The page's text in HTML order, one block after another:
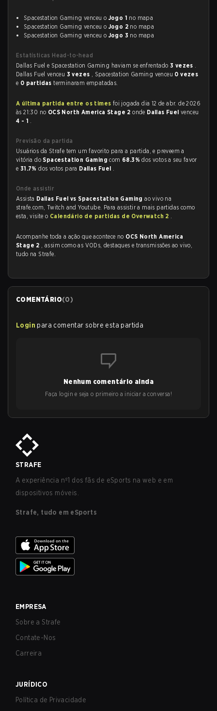
Spacestation Gaming venceu o Jogo 1 no mapa
Spacestation Gaming venceu o Jogo 2 no mapa
Spacestation Gaming venceu o Jogo 3 no mapa
Estatísticas Head-to-head
Dallas Fuel e Spacestation Gaming haviam se enfrentado 3 vezes .
Dallas Fuel venceu 3 vezes , Spacestation Gaming venceu 0 vezes
e 0 partidasterminaram empatadas.
A última partida entre os times foi jogada dia 12 de abr. de 2026
às 21:30 no OCS North America Stage 2onde Dallas Fuelvenceu
4 - 1 .
Previsão da partida
Usuários da Strafe tem um favorito para a partida, e preveem a
vitória doSpacestation Gamingcom 68.3%dos votos a seu favor
e 31.7%dos votos para Dallas Fuel .
Onde assistir
Assista Dallas Fuel vs Spacestation Gamingao vivo na
strafe.com, Twitch and Youtube. Para assistir a mais partidas como
esta, visite o Calendário de partidas de Overwatch 2 .
Acompanhe toda a ação que acontece no OCS North America
Stage 2 , assim como as VODs, destaques e transmissões ao vivo,
tudo na Strafe.
COMENTÁRIO(0)
Login para comentar sobre esta partida
Nenhum comentário ainda
Faça login e seja o primeiro a iniciar a conversa!
STRAFE
A experiência nº1 dos fãs de eSports na web e em
dispositivos móveis.
Strafe, tudo em eSports
EMPRESA
Sobre a Strafe
Contate-Nos
Carreira
JURÍDICO
Política de Privacidade